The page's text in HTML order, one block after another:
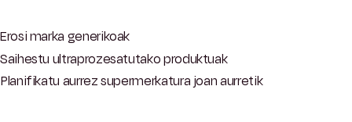
Erosi marka generikoak
Saihestu ultraprozesatutako produktuak
Planifikatu aurrez supermerkatura joan aurretik